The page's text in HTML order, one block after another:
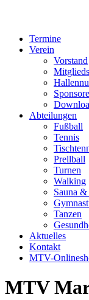
Termine
Verein
Vorstand
Abteilungen
Fußball
Tennis
Prellball
Turnen
Walking
Sauna
Tanzen
Aktuelles
Kontakt
MTV-
MTV